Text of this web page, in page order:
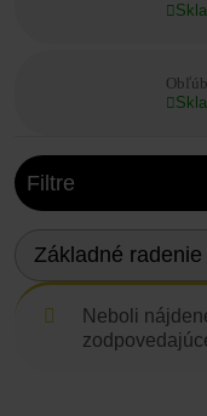
slovenského vína.
Filtre
Základné radenie
Neboli